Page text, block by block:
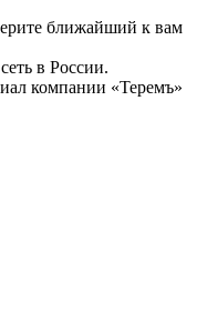
ближайший к вам
в России.
компании «Теремъ»